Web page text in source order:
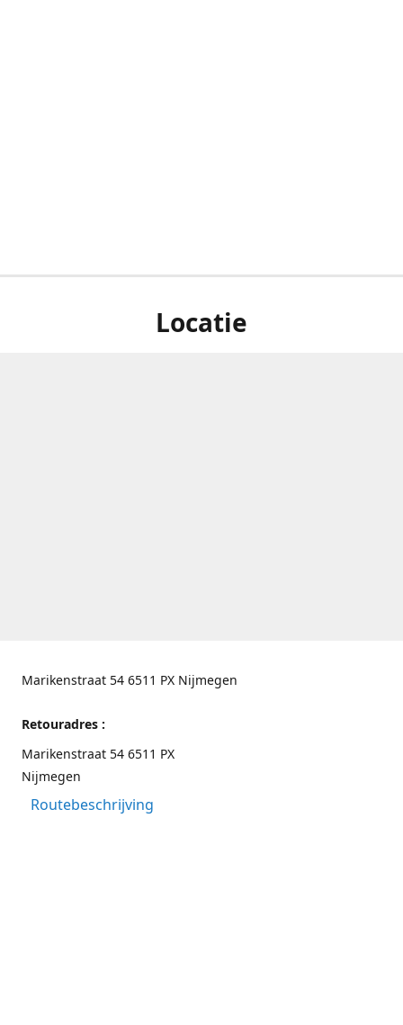
Locatie
Marikenstraat 54 6511 PX Nijmegen
Retouradres :
Marikenstraat 54 6511 PX
Nijmegen
Routebeschrijving